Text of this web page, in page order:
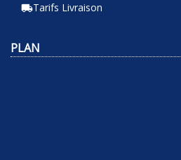
local_shippingTarifs Livraison
PLAN